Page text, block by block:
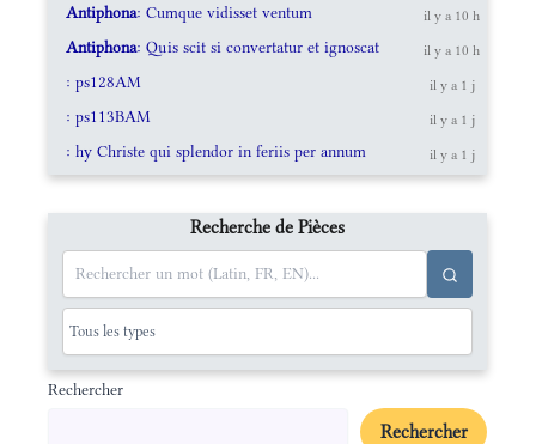
Antiphona: Cumque vidisset ventum il y a 10 h
Antiphona: Quis scit si convertatur et ignoscat il y a 10 h
: ps128AM il y a 1 j
: ps113BAM il y a 1 j
: hy Christe qui splendor in feriis per annum il y a 1 j
Recherche de Pièces
Rechercher
Rechercher